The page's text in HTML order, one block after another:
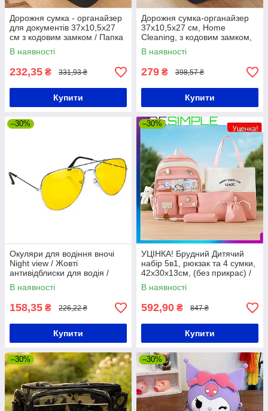
Дорожня сумка - органайзер
для документів 37х10,5х27
см з кодовим замком / Папка
для документів в дорогу
В наявності
232,35 ₴ 331,93 ₴
Купити
Дорожня сумка-органайзер
37х10,5х27 см, Home
Cleaning, з кодовим замком,
Синій/ Сумка для зберігання
документів
В наявності
279 ₴ 398,57 ₴
Купити
–30%
Окуляри для водіння вночі
Night view / Жовті
антивідблиски для водія /
Чоловічі окуляри-антифари
В наявності
158,35 ₴ 226,22 ₴
Купити
–30%
УЦІНКА! Брудний Дитячий
набір 5в1, рюкзак та 4 сумки,
42х30х13см, (без прикрас) /
Комплект сумок для
школярки
В наявності
592,90 ₴ 847 ₴
Купити
–30% –30%